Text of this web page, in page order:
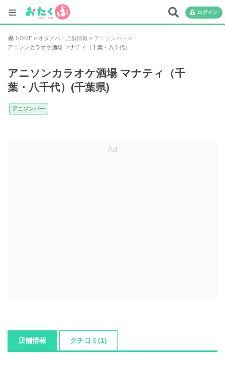
ログイン
HOME オタクバー店舗情報
アニソンバー
アニソンカラオケ酒場 マナティ（千葉・八千代）
アニソンカラオケ酒場 マナティ（千
葉・八千代）(千葉県)
アニソンバー
店舗情報 クチコミ(1)